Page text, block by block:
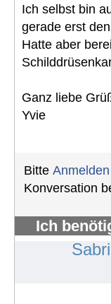
Ich selbst bin
gerade erst
Hatte aber
Ganz liebe
Yvie
Bitte Anmelden
Konversation
Ich